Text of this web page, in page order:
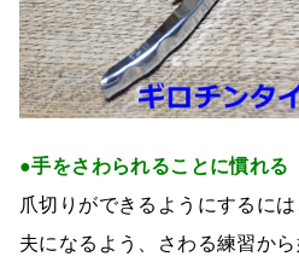
●手をさわられることに慣れる
爪切りができるようにするに
夫になるよう、さわる練習か